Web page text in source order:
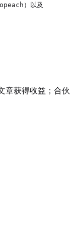
）以及
章获得收益；合伙